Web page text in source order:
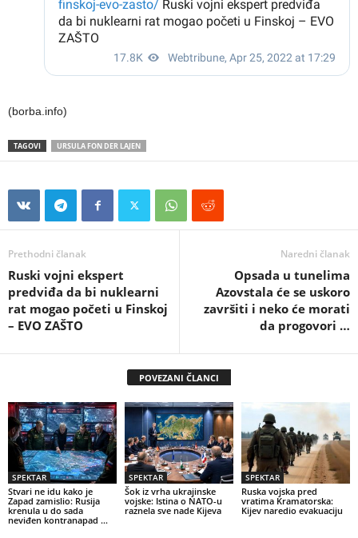
(borba.info)
TAGOVI URSULA FON DER LAJEN
Prethodni članak
Ruski vojni ekspert
predviđa da bi nuklearni
rat mogao početi u Finskoj
– EVO ZAŠTO
Naredni članak
Opsada u tunelima
Azovstala će se uskoro
završiti i neko će morati
da progovori …
POVEZANI ČLANCI
SPEKTAR
Stvari ne idu kako je
Zapad zamislio: Rusija
krenula u do sada
neviđen kontranapad …
SPEKTAR
Šok iz vrha ukrajinske
vojske: Istina o NATO-u
raznela sve nade Kijeva
SPEKTAR
Ruska vojska pred
vratima Kramatorska:
Kijev naredio evakuaciju